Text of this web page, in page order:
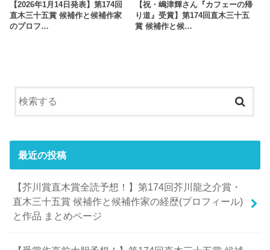
【2026年1月14日発表】第174回
直木三十五賞 候補作と候補作家
のプロフ…
【祝・嶋津輝さん『カフェーの帰
り道』受賞】第174回直木三十五
賞 候補作と候…
最近の投稿
【芥川賞直木賞全読予想！】第174回芥川龍之介賞・
直木三十五賞 候補作と候補作家の経歴(プロフィール)
と作品 まとめページ